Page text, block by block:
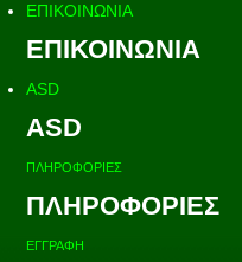
ΕΠΙΚΟΙΝΩΝΙΑ
ΕΠΙΚΟΙΝΩΝΙΑ
ASD
ASD
ΠΛΗΡΟΦΟΡΙΕΣ
ΠΛΗΡΟΦΟΡΙΕΣ
ΕΓΓΡΑΦΗ